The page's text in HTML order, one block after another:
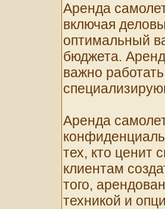
Аренда
включая
оптимальный
бюджета.
важно
Аренда
тех, кто ценит
клиентам
того,
техникой и